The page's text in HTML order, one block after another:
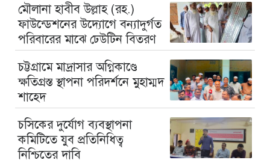
মৌলানা হাবীব উল্লাহ (রহ.)
ফাউন্ডেশনের উদ্যোগে বন্যাদুর্গত
পরিবারের মাঝে ঢেউটিন বিতরণ
চট্টগ্রামে মাদ্রাসার অগ্নিকাণ্ডে
ক্ষতিগ্রস্ত স্থাপনা পরিদর্শনে মুহাম্মদ
শাহেদ
চসিকের দুর্যোগ ব্যবস্থাপনা
কমিটিতে যুব প্রতিনিধিত্ব
নিশ্চিতের দাবি